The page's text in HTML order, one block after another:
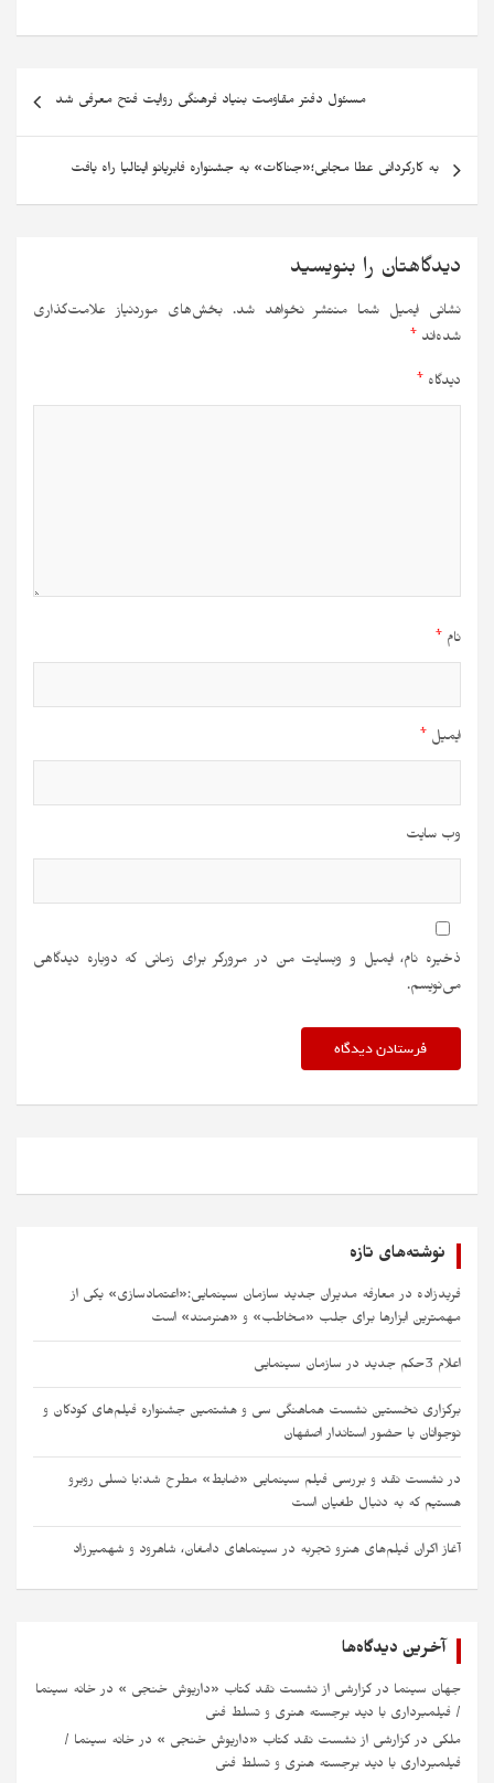
مسئول دفتر مقاومت بنیاد فرهنگی روایت فتح معرفی شد
به کارگردانی عطا مجابی؛«جناکات» به جشنواره فابریانو ایتالیا راه یافت
دیدگاهتان را بنویسید
نشانی ایمیل شما منتشر نخواهد شد. بخش‌های موردنیاز علامت‌گذاری
شده‌اند *
دیدگاه *
نام *
ایمیل *
وب‌ سایت
ذخیره نام، ایمیل و وبسایت من در مرورگر برای زمانی که دوباره دیدگاهی
می‌نویسم.
نوشته‌های تازه
فریدزاده در معارفه مدیران جدید سازمان سینمایی:«اعتمادسازی» یکی از
مهمترین ابزارها برای جلب «مخاطب» و «هنرمند» است​ ​
اعلام 3حکم جدید در سازمان سینمایی
برگزاری نخستین نشست هماهنگی سی‌ و هشتمین جشنواره فیلم‌های کودکان و
نوجوانان با حضور استاندار اصفهان
در نشست نقد و بررسی فیلم سینمایی «ضابط» مطرح شد:با نسلی روبرو
هستیم که به دنبال طغیان است
آغاز اکران فیلم‌های هنرو تجربه در سینماهای دامغان، شاهرود و شهمیرزاد
آخرین دیدگاه‌ها
جهان سینما در گزارشی از نشست نقد کتاب «داریوش خنجی » در خانه سینما
/ فیلمبرداری با دید برجسته هنری و تسلط فنی
ملکی در گزارشی از نشست نقد کتاب «داریوش خنجی » در خانه سینما /
فیلمبرداری با دید برجسته هنری و تسلط فنی